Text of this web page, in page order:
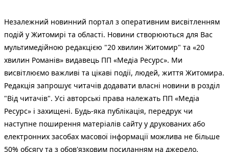
Незалежний новинний портал з оперативним висвітленням
подій у Житомирі та області. Новини створюються для Вас
мультимедійною редакцією "20 хвилин Житомир" та «20
хвилин Романів» видавець ПП «Медіа Ресурс». Ми
висвітлюємо важливі та цікаві події, людей, життя Житомира.
Редакція запрошує читачів додавати власні новини в розділ
"Від читачів". Усі авторські права належать ПП «Медіа
Ресурс» і захищені. Будь-яка публiкацiя, передрук чи
наступне поширення матеріалів сайту у друкованих або
електронних засобах масової інформації можлива не більше
50% обсягу та з обов'язковим посиланням на джерело.